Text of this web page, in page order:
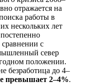
отражается на
работы в
нескольких лет
сравнении с
север
положении.
безработица до 4–
превышает 2–4%.